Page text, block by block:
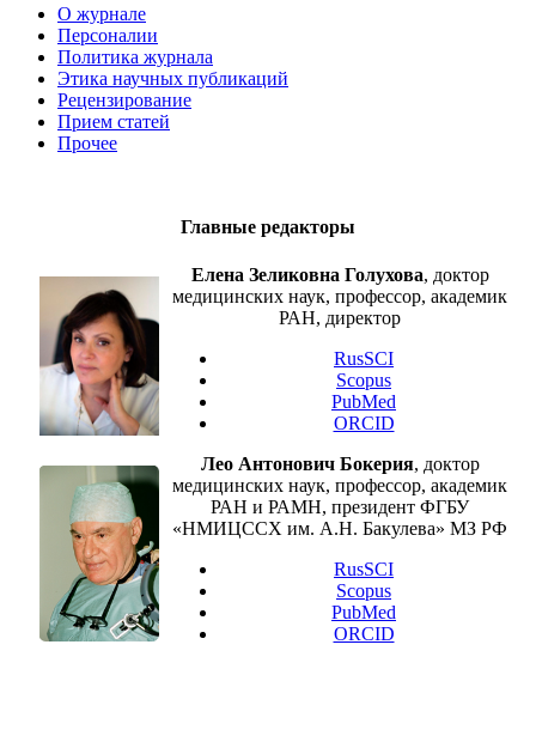
О журнале
Персоналии
Политика журнала
Этика научных публикаций
Рецензирование
Прием статей
Прочее
Главные редакторы
Елена Зеликовна Голухова, доктор
медицинских наук, профессор, академик
РАН, директор
RusSCI
Scopus
PubMed
ORCID
Лео Антонович Бокерия, доктор
медицинских наук, профессор, академик
РАН и РАМН, президент ФГБУ
«НМИЦССХ им. А.Н. Бакулева» МЗ РФ
RusSCI
Scopus
PubMed
ORCID